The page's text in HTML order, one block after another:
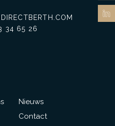
34 65 26
Nieuws
Contact